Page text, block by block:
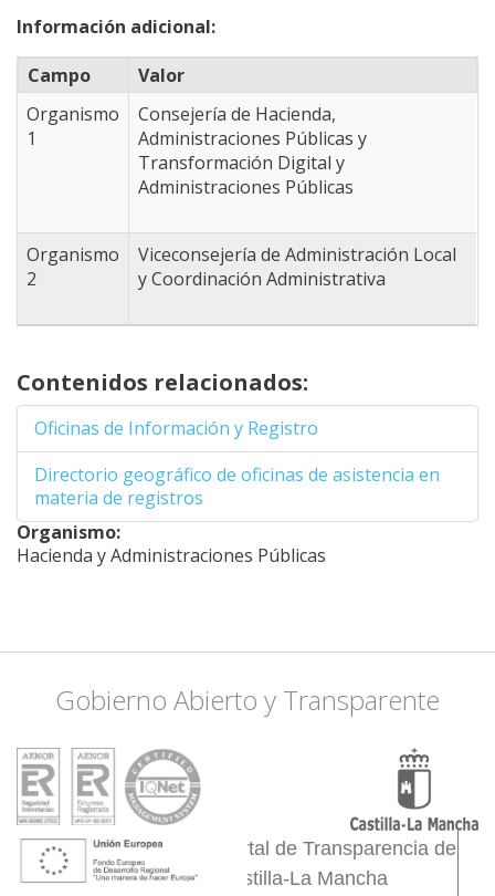
-4.8834228515625
-4.9493408203125
38.623908948333,
-4.3341064453125
38.365951588109,
38.409008607981,
-3.3013916015625
38.503643790906,
38.460643187983,
38.546618735457,
-2.6092529296875
38.46924536081,
-2.4444580078125
38.357337108289,
38.253883412596,
-2.5433349609375
38.124358901402,
-1.8511962890625
38.340105073385,
38.365951588109,
-1.5655517578125
38.340105073385,
-1.4886474609375
38.426224237605,
-1.4007568359375
Información adicional:
Campo
Valor
Organismo
1
Consejería de Hacienda,
Administraciones Públicas y
Transformación Digital y
Administraciones Públicas
Organismo
2
Viceconsejería de Administración Local
y Coordinación Administrativa
Contenidos relacionados:
Oficinas de Información y Registro
Directorio geográfico de oficinas de asistencia en
materia de registros
Organismo:
Hacienda y Administraciones Públicas
Gobierno Abierto y Transparente
Portal de Transparencia de
Castilla-La Mancha